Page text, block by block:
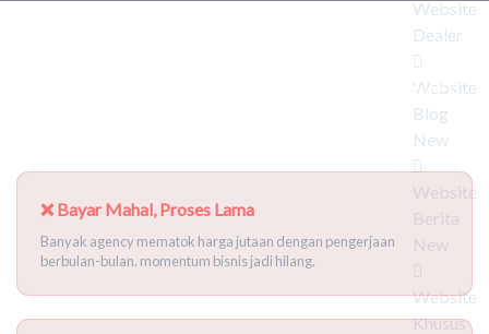
Website
Dealer
Website
Blog
New
Website
Berita
New
Website
Khusus
Kenapa Banyak Bisnis "Gagal" Go
❌ Bayar Mahal, Proses Lama
Banyak agency mematok harga jutaan dengan pengerjaan
berbulan-bulan. momentum bisnis jadi hilang.